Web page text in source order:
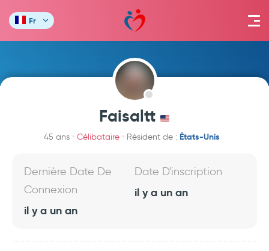
Fr
Faisaltt
45 ans Célibataire Résident de : États-Unis
Dernière Date De
Connexion
il y a un an
Date D'inscription
il y a un an